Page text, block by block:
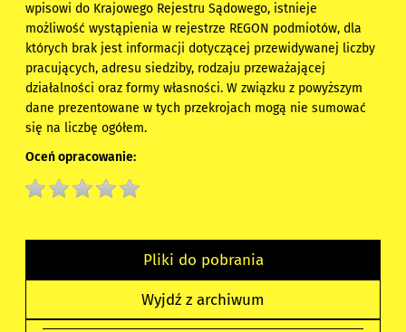
wpisowi do Krajowego Rejestru Sądowego, istnieje
możliwość wystąpienia w rejestrze REGON podmiotów, dla
których brak jest informacji dotyczącej przewidywanej liczby
pracujących, adresu siedziby, rodzaju przeważającej
działalności oraz formy własności. W związku z powyższym
dane prezentowane w tych przekrojach mogą nie sumować
się na liczbę ogółem.
Oceń opracowanie:
Pliki do pobrania
Wyjdź z archiwum